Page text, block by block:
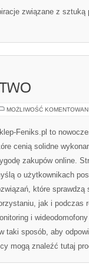
związane z sztuką
MOŻLIWOŚĆ
Feniks.pl to
cenią solidne
zakupów online.
o użytkownikach
które sprawdzą
jak i podczas
i
taki sposób, aby
mogą znaleźć tutaj